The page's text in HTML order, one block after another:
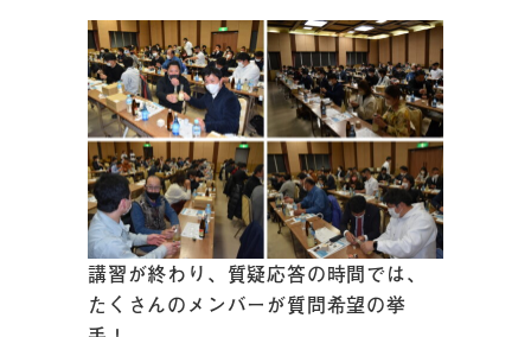
講習が終わり、質疑応答の時間では、
たくさんのメンバーが質問希望の挙